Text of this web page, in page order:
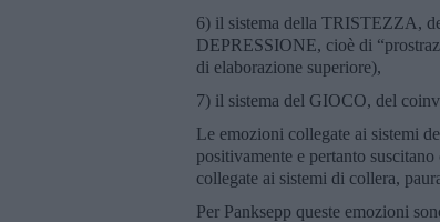
6) il sistema della TRISTEZZA,
DEPRESSIONE, cioè di
di elaborazione superiore),
7) il sistema del GIOCO, del
Le emozioni collegate ai sistemi
positivamente e pertanto
collegate ai sistemi di collera,
Per Panksepp queste emozioni